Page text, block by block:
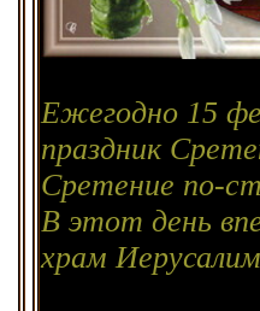
Ежегодно 15
праздник
Сретение по-
В этот день
храм